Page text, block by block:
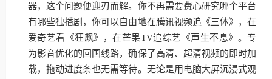
器，这个问题便迎刃而解。你不再需要费心研究哪个平台
有哪些独播剧，你可以自由地在腾讯视频追《三体》，在
爱奇艺看《狂飙》，在芒果TV追综艺《声生不息》。专
为影音优化的回国线路，确保了高清、超清视频的即时加
载，拖动进度条也无需等待。无论是用电脑大屏沉浸式观